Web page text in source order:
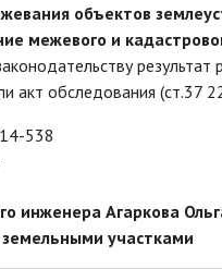
объектов
межевого и
акт обследования (ст.37
538
инженера Агаркова
участками